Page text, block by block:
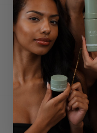
A todo
Tintes
Tintes
Tintes
Tintes
Gel
PRE-